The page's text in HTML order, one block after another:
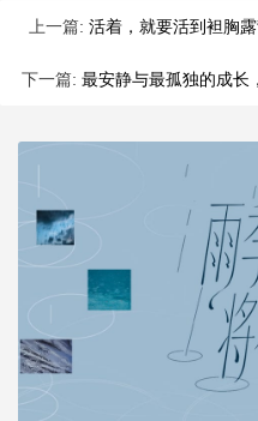
上一篇: 活着，就要活到袒胸
下一篇: 最安静与最孤独的成长，也